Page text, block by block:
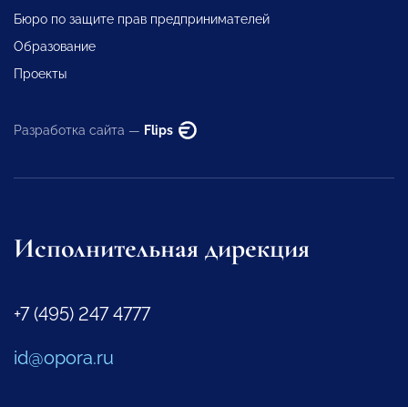
Бюро по защите прав предпринимателей
Образование
Проекты
Разработка сайта — Flips
Исполнительная дирекция
+7 (495) 247 4777
id@opora.ru